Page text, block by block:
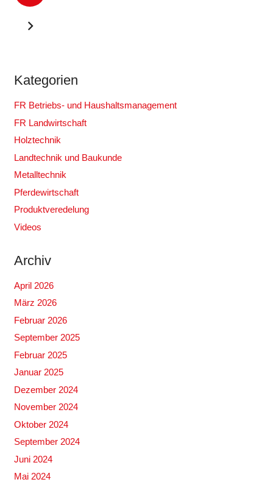
Kategorien
FR Betriebs- und Haushaltsmanagement
FR Landwirtschaft
Holztechnik
Landtechnik und Baukunde
Metalltechnik
Pferdewirtschaft
Produktveredelung
Videos
Archiv
April 2026
März 2026
Februar 2026
September 2025
Februar 2025
Januar 2025
Dezember 2024
November 2024
Oktober 2024
September 2024
Juni 2024
Mai 2024